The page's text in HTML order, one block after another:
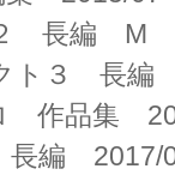
長編 M
ト３ 長
作品集
長編 2017/